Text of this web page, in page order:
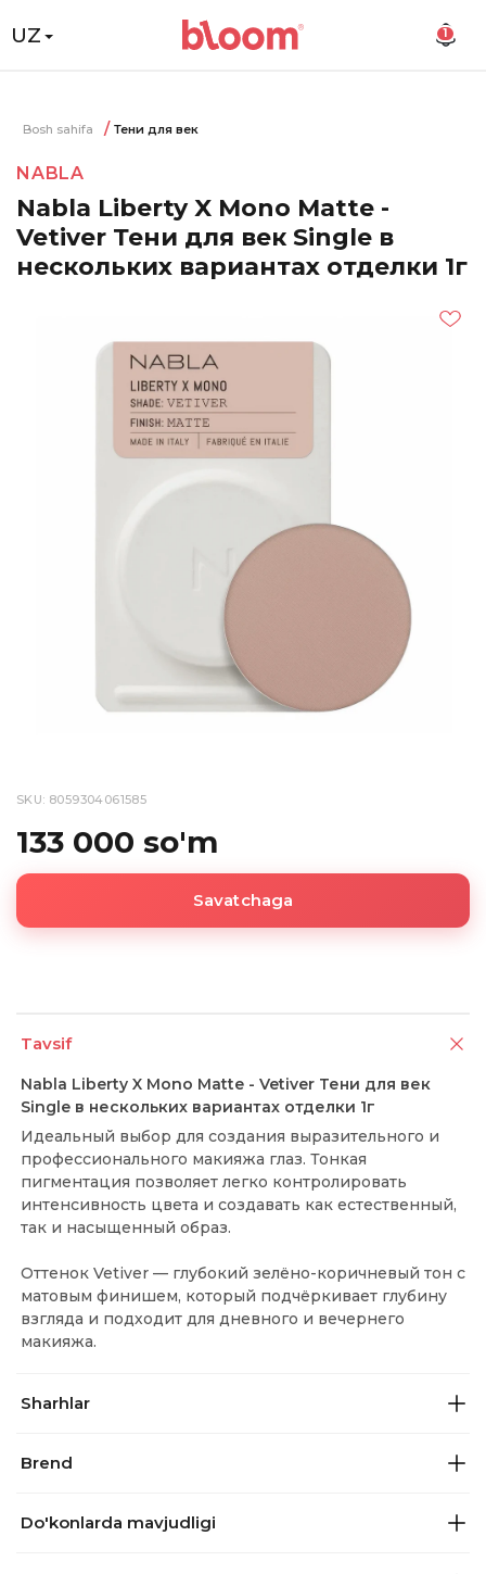
UZ 1
Bosh sahifa Тени для век
NABLA
Nabla Liberty X Mono Matte -
Vetiver Тени для век Single в
нескольких вариантах отделки 1г
SKU: 8059304061585
133 000 so'm
Savatchaga
Tavsif
Nabla Liberty X Mono Matte - Vetiver Тени для век
Single в нескольких вариантах отделки 1г
Идеальный выбор для создания выразительного и
профессионального макияжа глаз. Тонкая
пигментация позволяет легко контролировать
интенсивность цвета и создавать как естественный,
так и насыщенный образ.
Оттенок Vetiver — глубокий зелёно-коричневый тон с
матовым финишем, который подчёркивает глубину
взгляда и подходит для дневного и вечернего
макияжа.
Sharhlar
Brend
Do'konlarda mavjudligi